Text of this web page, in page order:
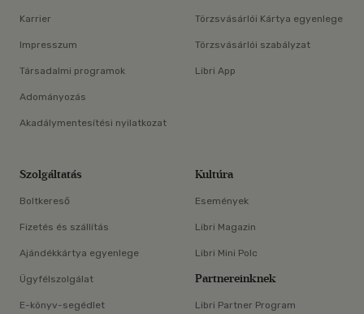
Karrier
Impresszum
Társadalmi programok
Adományozás
Akadálymentesítési nyilatkozat
Törzsvásárlói Kártya egyenlege
Törzsvásárlói szabályzat
Libri App
Szolgáltatás
Boltkereső
Fizetés és szállítás
Ajándékkártya egyenlege
Ügyfélszolgálat
E-könyv-segédlet
Kultúra
Események
Libri Magazin
Libri Mini Polc
Partnereinknek
Libri Partner Program